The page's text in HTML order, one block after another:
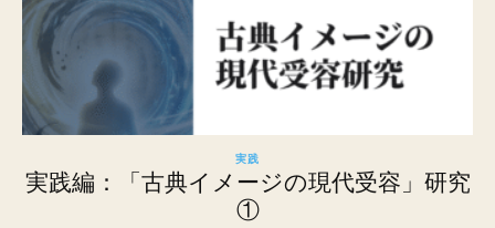
実践
実践編：「古典イメージの現代受容」研究
①